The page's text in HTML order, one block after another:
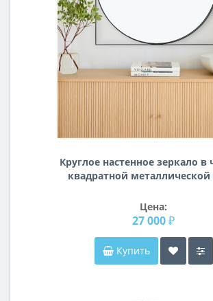
Круглое настенное зеркало в
квадратной
Цена:
27 000 ₽
Купить